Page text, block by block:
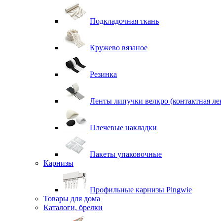
Подкладочная ткань
Кружево вязаное
Резинка
Ленты липучки велкро (контактная
Плечевые накладки
Пакеты упаковочные
Карнизы
Профильные карнизы Pingwie
Товары для дома
Каталоги, брелки